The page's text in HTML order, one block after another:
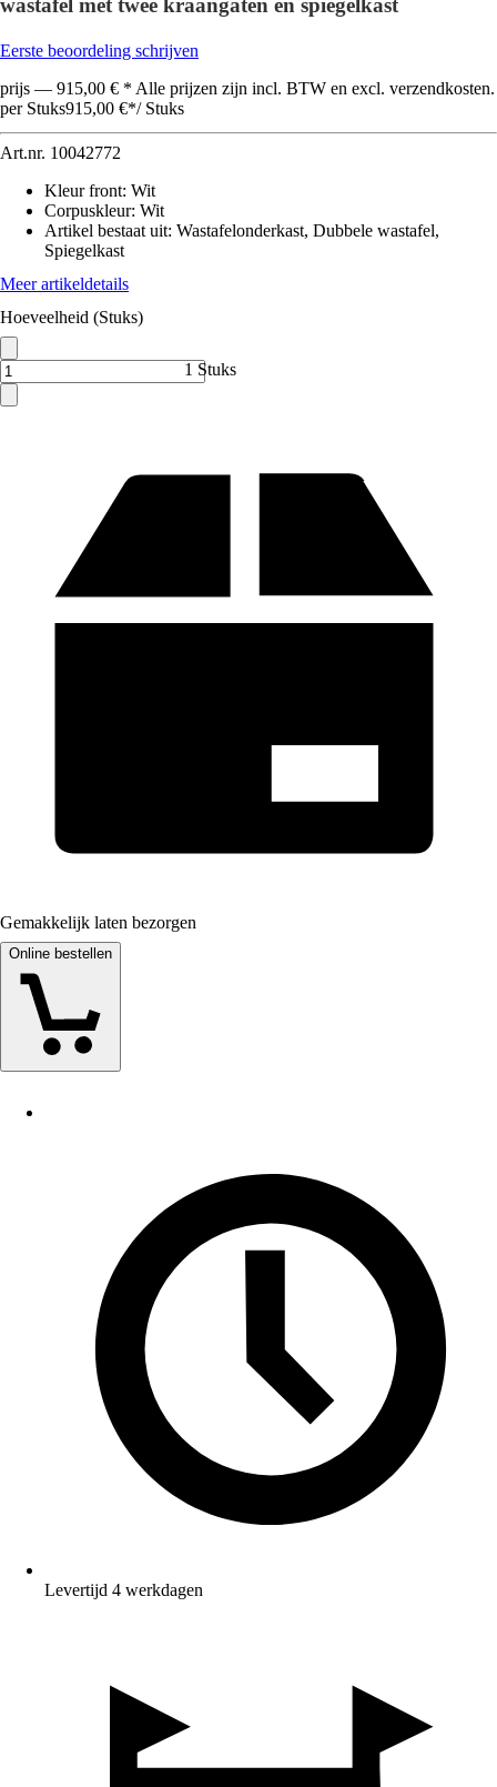
wastafel met twee kraangaten en spiegelkast
Eerste beoordeling schrijven
prijs — 915,00 € * Alle prijzen zijn incl. BTW en excl. verzendkosten.
per Stuks915,00 €*/ Stuks
Art.nr. 10042772
Kleur front: Wit
Corpuskleur: Wit
Artikel bestaat uit: Wastafelonderkast, Dubbele wastafel,
Spiegelkast
Meer artikeldetails
Hoeveelheid (Stuks)
1 Stuks
Gemakkelijk laten bezorgen
Online bestellen
Levertijd 4 werkdagen